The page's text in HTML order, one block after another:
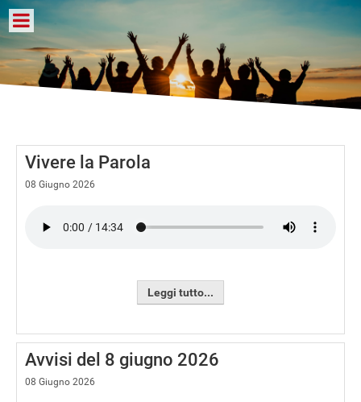
Vivere la Parola
08 Giugno 2026
Leggi tutto...
Avvisi del 8 giugno 2026
08 Giugno 2026